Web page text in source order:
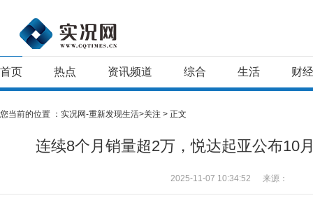
首页 热点 资讯频道 综合 生活 财经
您当前的位置 ： 实况网-重新发现生活>关注 > 正文
连续8个月销量超2万，悦达起亚公布10
2025-11-07 10:34:52 来源：